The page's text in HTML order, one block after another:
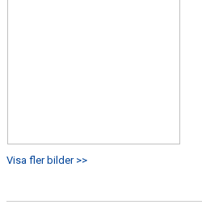
Visa fler bilder >>